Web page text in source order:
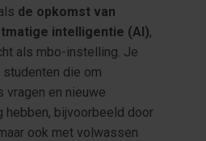
de opkomst van
intelligentie (AI),
als mbo-instelling. Je
die om
en nieuwe
hebben, bijvoorbeeld door
ook met volwassen